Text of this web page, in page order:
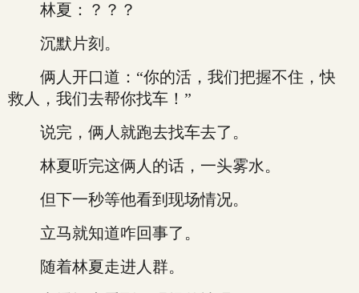
林夏：？？？
沉默片刻。
俩人开口道：“你的活，我们把握不住，快
救人，我们去帮你找车！”
说完，俩人就跑去找车去了。
林夏听完这俩人的话，一头雾水。
但下一秒等他看到现场情况。
立马就知道咋回事了。
随着林夏走进人群。